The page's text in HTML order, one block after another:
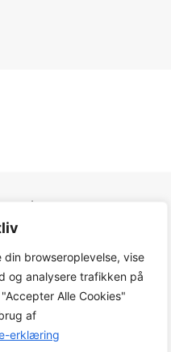
browseroplevelse, vise
og analysere trafikken på
Alle Cookies"
af
erklæring
Træk
Uden træk
Cylinder og underkniv
Klippebredde
40 cm
Klippebredde
16 tomme